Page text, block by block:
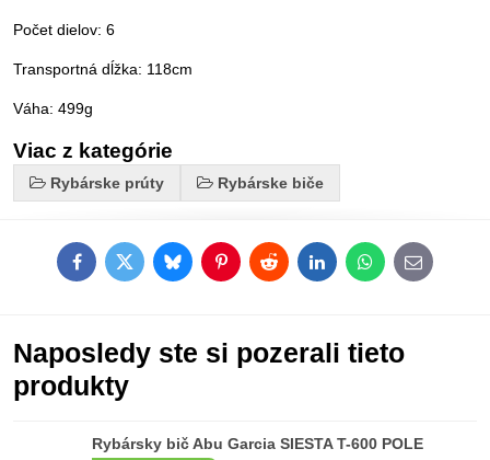
Počet dielov: 6
Transportná dĺžka: 118cm
Váha: 499g
Viac z kategórie
Rybárske prúty Rybárske biče
FacebookTwitterBlueskyPinterestRedditLinkedInWhatsApp
E-
mail
Naposledy ste si pozerali tieto
produkty
Rybársky bič Abu Garcia SIESTA T-600 POLE